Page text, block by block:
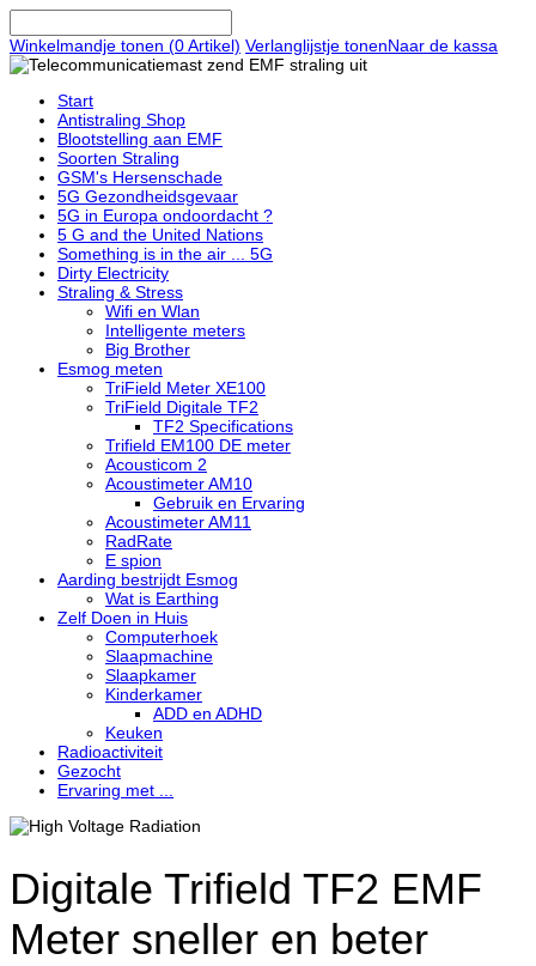
Winkelmandje tonen (0Artikel) Verlanglijstje tonenNaar de kassa
Start
Antistraling Shop
Blootstelling aan EMF
Soorten Straling
GSM's Hersenschade
5G Gezondheidsgevaar
5G in Europa ondoordacht ?
5 G and the United Nations
Something is in the air ... 5G
Dirty Electricity
Straling & Stress
Wifi en Wlan
Intelligente meters
Big Brother
Esmog meten
TriField Meter XE100
TriField Digitale TF2
TF2 Specifications
Trifield EM100 DE meter
Acousticom 2
Acoustimeter AM10
Gebruik en Ervaring
Acoustimeter AM11
RadRate
E spion
Aarding bestrijdt Esmog
Wat is Earthing
Zelf Doen in Huis
Computerhoek
Slaapmachine
Slaapkamer
Kinderkamer
ADD en ADHD
Keuken
Radioactiviteit
Gezocht
Ervaring met ...
Digitale Trifield TF2 EMF
Meter sneller en beter